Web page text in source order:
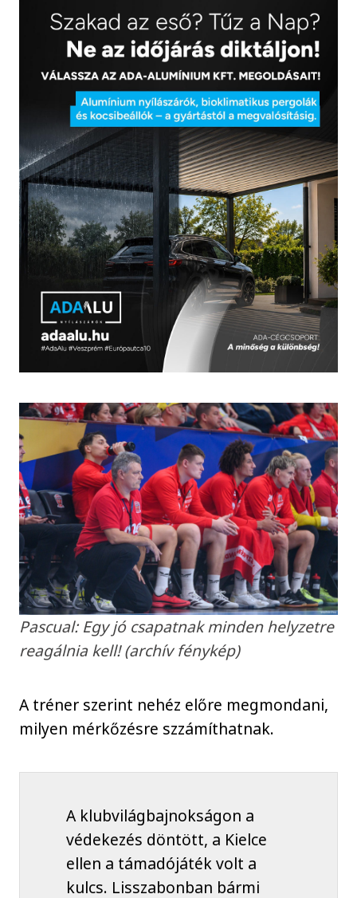
Pascual: Egy jó csapatnak minden helyzetre
reagálnia kell! (archív fénykép)
A tréner szerint nehéz előre megmondani,
milyen mérkőzésre szzámíthatnak.
A klubvilágbajnokságon a
védekezés döntött, a Kielce
ellen a támadójáték volt a
kulcs. Lisszabonban bármi